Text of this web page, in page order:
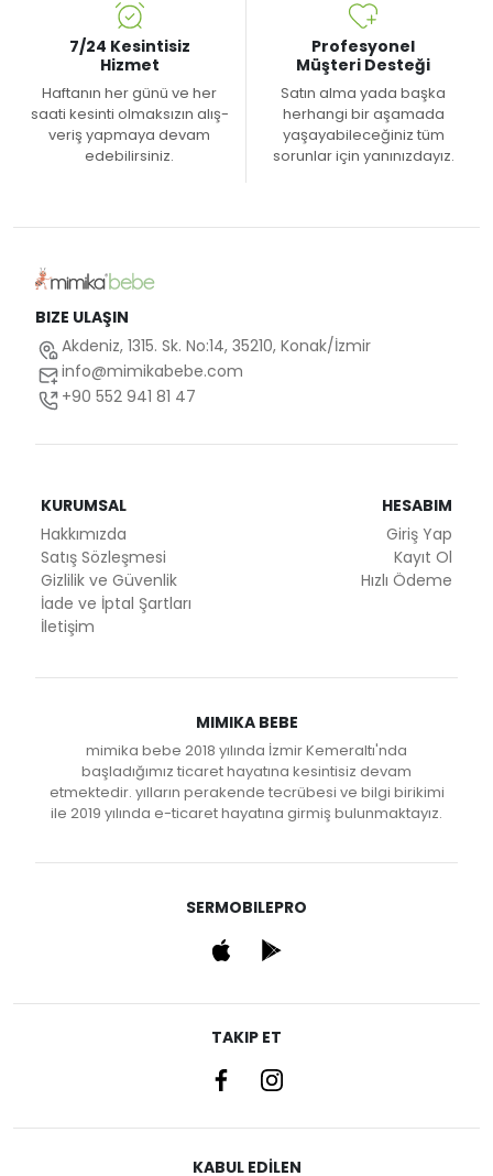
7/24 Kesintisiz
Hizmet
Haftanın her günü ve her
saati kesinti olmaksızın alış-
veriş yapmaya devam
edebilirsiniz.
Profesyonel
Müşteri Desteği
Satın alma yada başka
herhangi bir aşamada
yaşayabileceğiniz tüm
sorunlar için yanınızdayız.
BIZE ULAŞIN
Akdeniz, 1315. Sk. No:14, 35210, Konak/İzmir
info@mimikabebe.com
+90 552 941 81 47
KURUMSAL
Hakkımızda
Satış Sözleşmesi
Gizlilik ve Güvenlik
İade ve İptal Şartları
İletişim
HESABIM
Giriş Yap
Kayıt Ol
Hızlı Ödeme
MIMIKA BEBE
mimika bebe 2018 yılında İzmir Kemeraltı'nda
başladığımız ticaret hayatına kesintisiz devam
etmektedir. yılların perakende tecrübesi ve bilgi birikimi
ile 2019 yılında e-ticaret hayatına girmiş bulunmaktayız.
SERMOBILEPRO
TAKIP ET
KABUL EDİLEN